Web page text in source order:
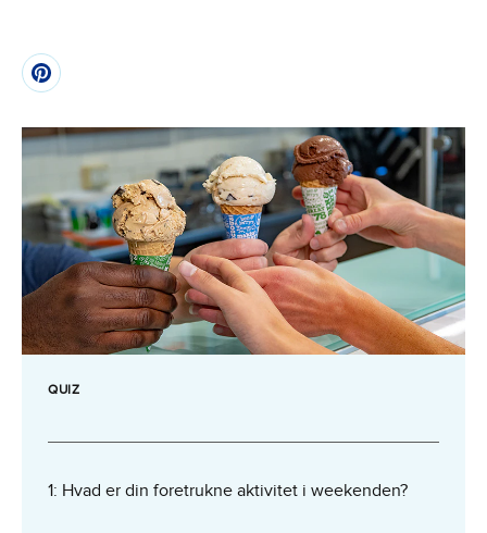
QUIZ
1: Hvad er din foretrukne aktivitet i weekenden?